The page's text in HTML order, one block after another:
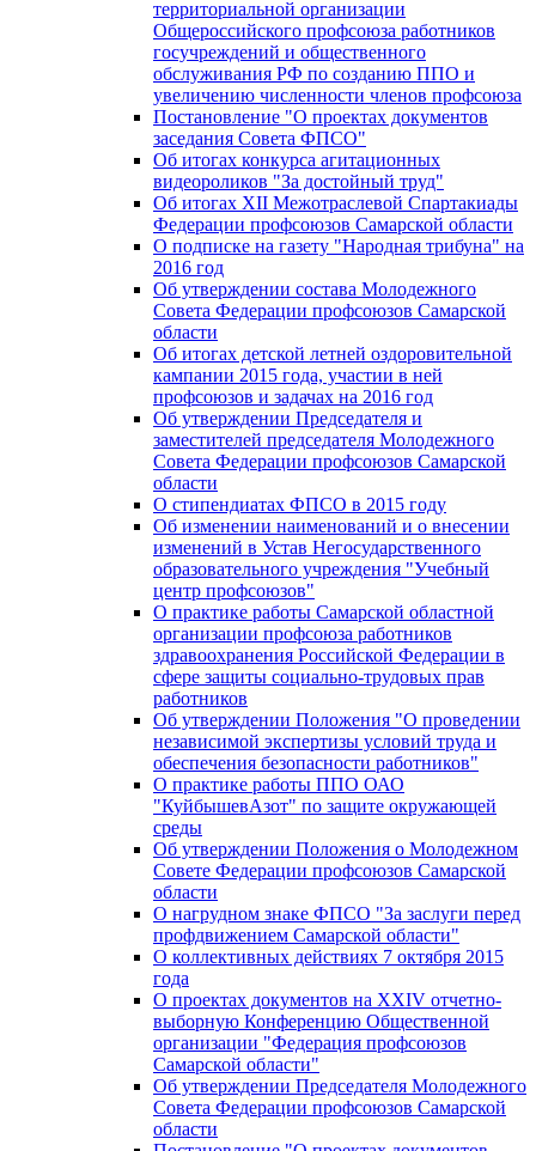
территориальной организации
Общероссийского профсоюза работников
госучреждений и общественного
обслуживания РФ по созданию ППО и
увеличению численности членов профсоюза
Постановление "О проектах документов
заседания Совета ФПСО"
Об итогах конкурса агитационных
видеороликов "За достойный труд"
Об итогах XII Межотраслевой Спартакиады
Федерации профсоюзов Самарской области
О подписке на газету "Народная трибуна" на
2016 год
Об утверждении состава Молодежного
Совета Федерации профсоюзов Самарской
области
Об итогах детской летней оздоровительной
кампании 2015 года, участии в ней
профсоюзов и задачах на 2016 год
Об утверждении Председателя и
заместителей председателя Молодежного
Совета Федерации профсоюзов Самарской
области
О стипендиатах ФПСО в 2015 году
Об изменении наименований и о внесении
изменений в Устав Негосударственного
образовательного учреждения "Учебный
центр профсоюзов"
О практике работы Самарской областной
организации профсоюза работников
здравоохранения Российской Федерации в
сфере защиты социально-трудовых прав
работников
Об утверждении Положения "О проведении
независимой экспертизы условий труда и
обеспечения безопасности работников"
О практике работы ППО ОАО
"КуйбышевАзот" по защите окружающей
среды
Об утверждении Положения о Молодежном
Совете Федерации профсоюзов Самарской
области
О нагрудном знаке ФПСО "За заслуги перед
профдвижением Самарской области"
О коллективных действиях 7 октября 2015
года
О проектах документов на XXIV отчетно-
выборную Конференцию Общественной
организации "Федерация профсоюзов
Самарской области"
Об утверждении Председателя Молодежного
Совета Федерации профсоюзов Самарской
области